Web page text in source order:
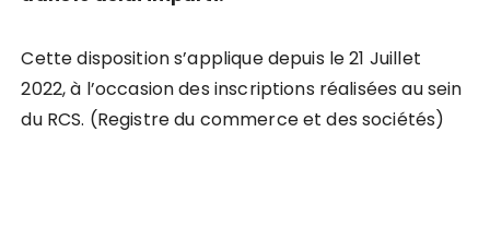
Cette disposition s’applique depuis le 21 Juillet
2022, à l’occasion des inscriptions réalisées au sein
du RCS. (Registre du commerce et des sociétés)